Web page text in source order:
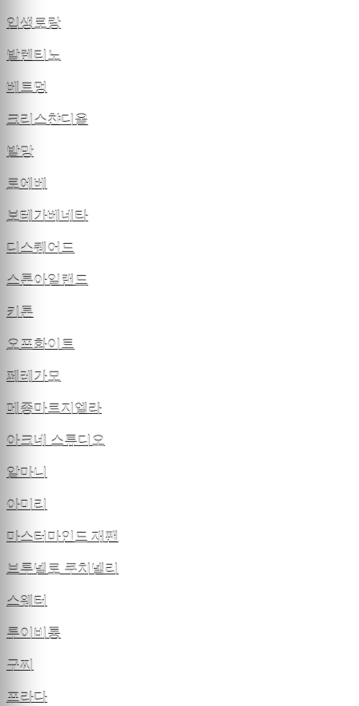
입생로랑
발렌티노
베트멍
크리스챤디올
발망
로에베
보테가베네타
디스퀘어드
스톤아일랜드
키톤
오프화이트
페레가모
메종마르지엘라
아크네 스튜디오
알마니
아미리
마스터마인드 재팬
브루넬로 쿠치넬리
스웨터
루이비통
구찌
프라다